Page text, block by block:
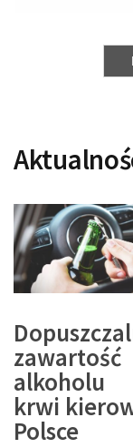
zawartość
krwi
Polsce